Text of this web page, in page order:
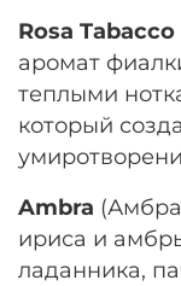
Rosa Tabacco
аромат
теплыми
который
Ambra
ириса и
ладанника,